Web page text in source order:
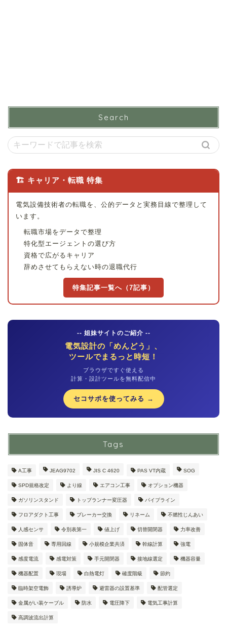
Search
🏗 キャリア・転職 特集
電気設備技術者の転職を、公的データと実務目線で整理して
います。
転職市場をデータで整理
特化型エージェントの選び方
資格で広がるキャリア
辞めさせてもらえない時の退職代行
特集記事一覧へ（7記事）
-- 姐妹サイトのご紹介 --
電気設計の「めんどう」、
ツールでまるっと時短！
ブラウザですぐ使える
計算・設計ツールを無料配信中
セコサポを使ってみる →
Tags
A工事 JEAG9702 JIS C 4620 PAS VT内蔵 SOG
SPD規格改定 より線 エアコン工事 オプション機器
ガソリンスタンド トップランナー変圧器 パイプライン
フロアダクト工事 ブレーカー交換 リネーム 不燃性じんあい
人感センサ 令別表第一 値上げ 切替開閉器 力率改善
固体音 専用回線 小規模企業共済 幹線計算 強電
感度電流 感電対策 手元開閉器 接地線選定 機器容量
機器配置 現場 白熱電灯 確度階級 節約
臨時架空電飾 誘導炉 避雷器の設置基準 配管選定
金属がい装ケーブル 防水 電圧降下 電気工事計算
高調波流出計算